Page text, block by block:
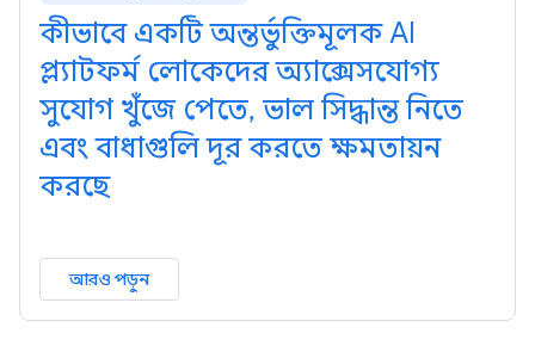
কীভাবে একটি অন্তর্ভুক্তিমূলক AI
প্ল্যাটফর্ম লোকেদের অ্যাক্সেসযোগ্য
সুযোগ খুঁজে পেতে, ভাল সিদ্ধান্ত নিতে
এবং বাধাগুলি দূর করতে ক্ষমতায়ন
করছে
আরও পড়ুন